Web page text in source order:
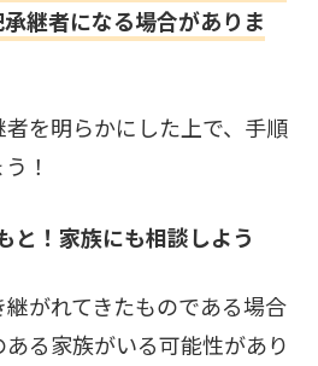
継者になる場合がありま
を明らかにした上で、手順
！
と！家族にも相談しよう
がれてきたものである場合
る家族がいる可能性があり